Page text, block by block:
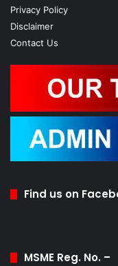
Privacy Policy
Disclaimer
Contact Us
Find us on
MSME Reg. No. –